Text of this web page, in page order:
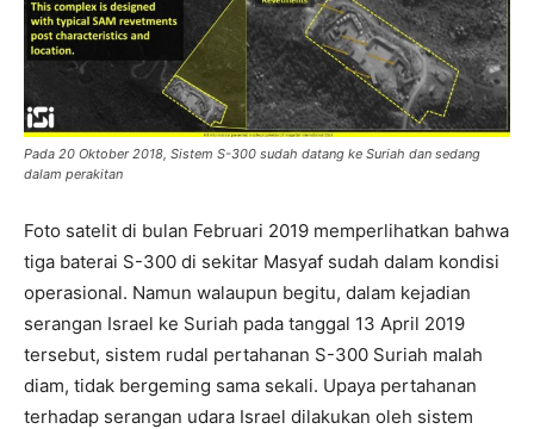
Pada 20 Oktober 2018, Sistem S-300 sudah datang ke Suriah dan sedang
dalam perakitan
Foto satelit di bulan Februari 2019 memperlihatkan bahwa
tiga baterai S-300 di sekitar Masyaf sudah dalam kondisi
operasional. Namun walaupun begitu, dalam kejadian
serangan Israel ke Suriah pada tanggal 13 April 2019
tersebut, sistem rudal pertahanan S-300 Suriah malah
diam, tidak bergeming sama sekali. Upaya pertahanan
terhadap serangan udara Israel dilakukan oleh sistem